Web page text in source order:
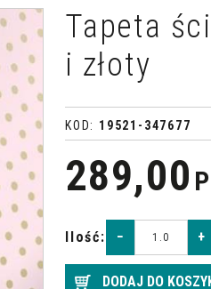
Tapeta
i złoty
KOD: 19521-347677
289,00
Ilość: − +
DODAJ DO